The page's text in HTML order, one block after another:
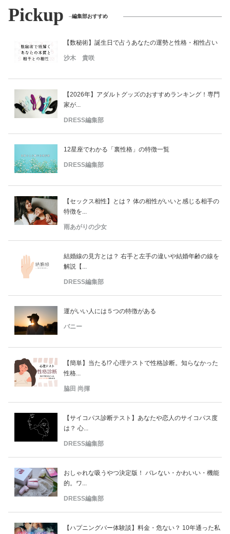
Pickup 編集部おすすめ
【数秘術】誕生日で占うあなたの運勢と性格・相性占い
沙木 貴咲
【2026年】アダルトグッズのおすすめランキング！専門
家が...
DRESS編集部
12星座でわかる「裏性格」の特徴一覧
DRESS編集部
【セックス相性】とは？ 体の相性がいいと感じる相手の
特徴を...
雨あがりの少女
結婚線の見方とは？ 右手と左手の違いや結婚年齢の線を
解説【...
DRESS編集部
運がいい人には５つの特徴がある
バニー
【簡単】当たる!? 心理テストで性格診断。知らなかった
性格...
脇田 尚揮
【サイコパス診断テスト】あなたや恋人のサイコパス度
は？ 心...
DRESS編集部
おしゃれな吸うやつ決定版！ バレない・かわいい・機能
的。ワ...
DRESS編集部
【ハプニングバー体験談】料金・危ない？ 10年通った私